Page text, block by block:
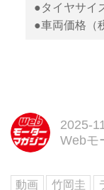
●タイヤサイ
●車両価格（
2025-
Webモ
動画 竹岡圭